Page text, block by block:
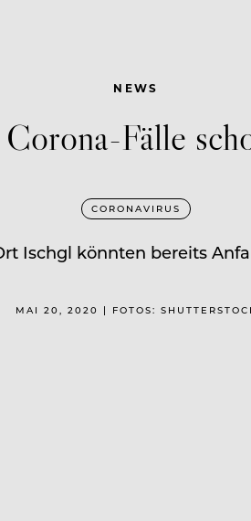
NEWS
Fälle
CORONAVIRUS
Ischgl könnten bereits
MAI 20, 2020 | FOTOS: